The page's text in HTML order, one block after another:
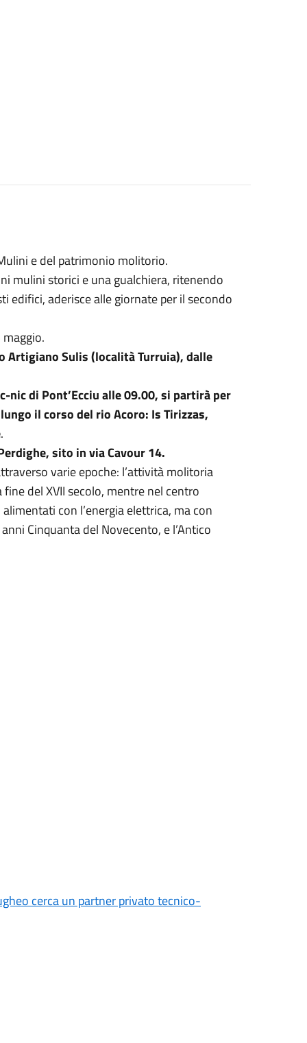
e del patrimonio molitorio.
mulini storici e una gualchiera, ritenendo
edifici, aderisce alle giornate per il secondo
Artigiano Sulis (località Turruia), dalle
nic di Pont’Ecciu alle 09.00, si partirà per
il corso del rio Acoro: Is Tirizzas,
.
sito in via Cavour 14.
varie epoche: l’attività molitoria
del XVII secolo, mentre nel centro
con l’energia elettrica, ma con
Cinquanta del Novecento, e l’Antico
cerca un partner privato tecnico-